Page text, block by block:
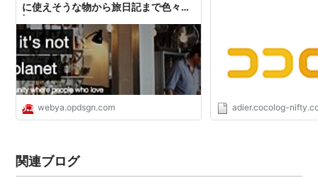
に使えそうな物から旅日記まで色々！
webya.opdsgn.com adier.cocolog-
関連ブログ